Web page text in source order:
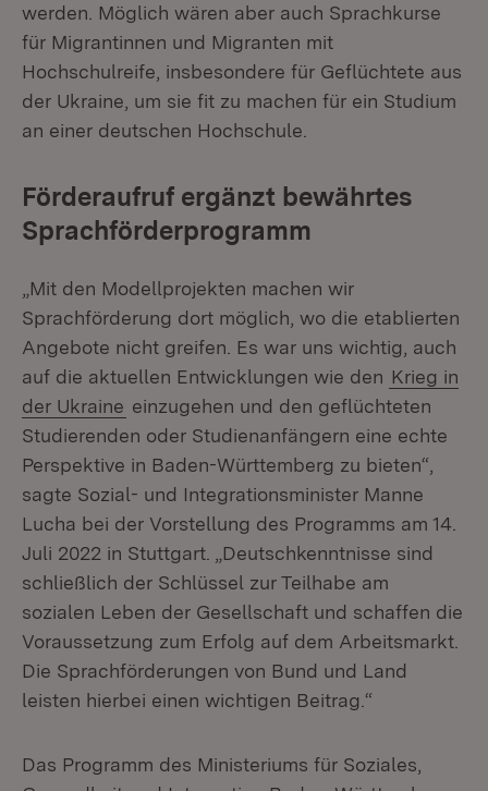
werden. Möglich wären aber auch Sprachkurse
für Migrantinnen und Migranten mit
Hochschulreife, insbesondere für Geflüchtete aus
der Ukraine, um sie fit zu machen für ein Studium
an einer deutschen Hochschule.
Förderaufruf ergänzt bewährtes
Sprachförderprogramm
„Mit den Modellprojekten machen wir
Sprachförderung dort möglich, wo die etablierten
Angebote nicht greifen. Es war uns wichtig, auch
auf die aktuellen Entwicklungen wie den Krieg in
der Ukraine einzugehen und den geflüchteten
Studierenden oder Studienanfängern eine echte
Perspektive in Baden-Württemberg zu bieten“,
sagte Sozial- und Integrationsminister Manne
Lucha bei der Vorstellung des Programms am 14.
Juli 2022 in Stuttgart. „Deutschkenntnisse sind
schließlich der Schlüssel zur Teilhabe am
sozialen Leben der Gesellschaft und schaffen die
Voraussetzung zum Erfolg auf dem Arbeitsmarkt.
Die Sprachförderungen von Bund und Land
leisten hierbei einen wichtigen Beitrag.“
Das Programm des Ministeriums für Soziales,